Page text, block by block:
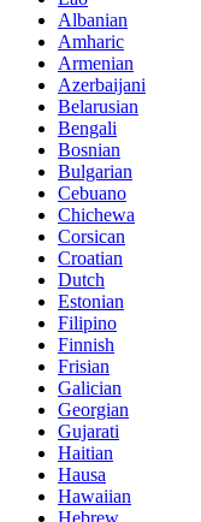
Albanian
Amharic
Armenian
Azerbaijani
Belarusian
Bengali
Bosnian
Bulgarian
Cebuano
Chichewa
Corsican
Croatian
Dutch
Estonian
Filipino
Finnish
Frisian
Galician
Georgian
Gujarati
Haitian
Hausa
Hawaiian
Hebrew